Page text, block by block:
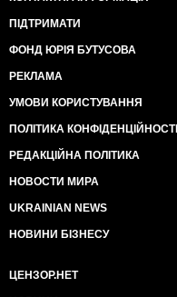
ПІДТРИМАТИ
ФОНД ЮРІЯ БУТУСОВА
РЕКЛАМА
УМОВИ КОРИСТУВАННЯ
ПОЛІТИКА КОНФІДЕНЦІЙНОСТІ
РЕДАКЦІЙНА ПОЛІТИКА
НОВОСТИ МИРА
UKRAINIAN NEWS
НОВИНИ БІЗНЕСУ
ЦЕНЗОР.НЕТ